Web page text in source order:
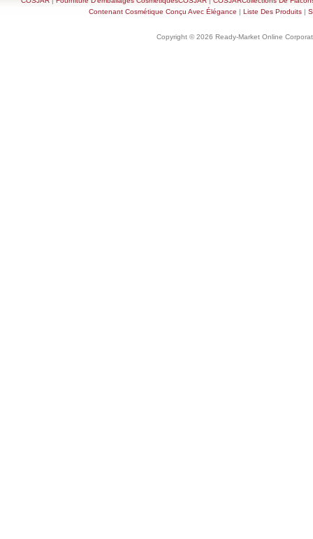
Contenant Cosmétique Conçu Avec Élégance | Liste Des Produits |
Copyright © 2026 Ready-Market Online